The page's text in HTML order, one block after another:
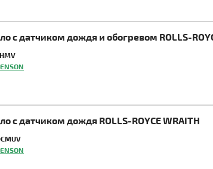
с датчиком дождя и обогревом ROLLS-
с датчиком дождя ROLLS-ROYCE WRAITH